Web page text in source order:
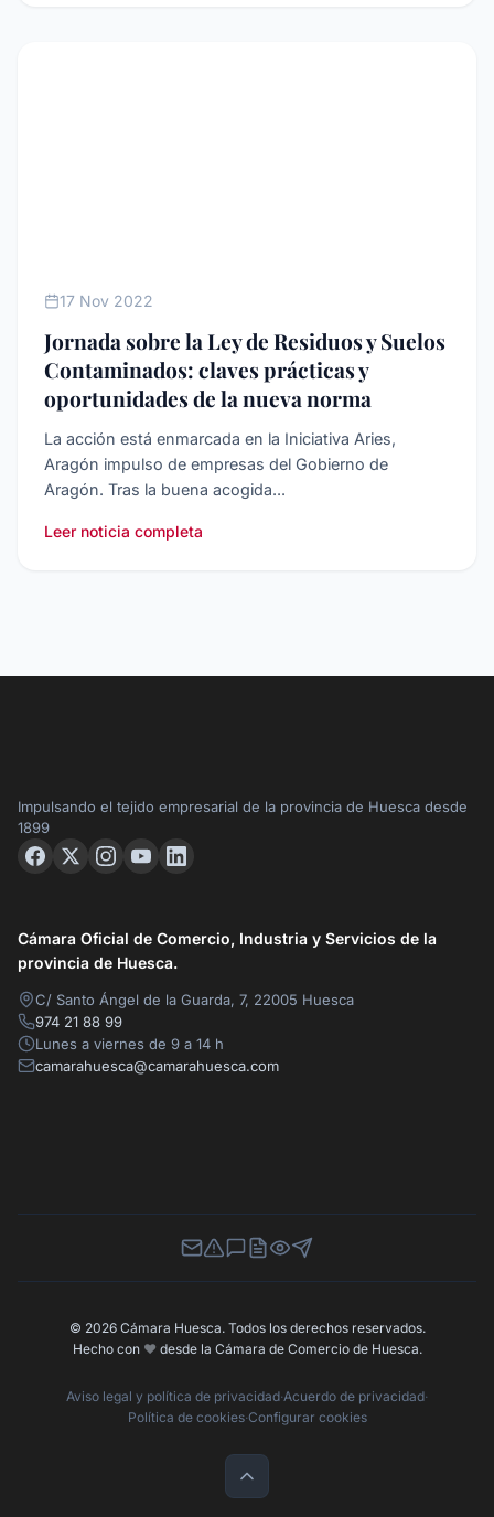
17 Nov 2022
Jornada sobre la Ley de Residuos y Suelos
Contaminados: claves prácticas y
oportunidades de la nueva norma
La acción está enmarcada en la Iniciativa Aries,
Aragón impulso de empresas del Gobierno de
Aragón. Tras la buena acogida...
Leer noticia completa
Impulsando el tejido empresarial de la provincia de Huesca desde
1899
Cámara Oficial de Comercio, Industria y Servicios de la
provincia de Huesca.
C/ Santo Ángel de la Guarda, 7, 22005 Huesca
974 21 88 99
Lunes a viernes de 9 a 14 h
camarahuesca@camarahuesca.com
Newsletter
Canal de Denuncias
Buzón de Sugerencias
Perfil Contratante
Ley de Transparencia
Contacta con nosotros
© 2026 Cámara Huesca. Todos los derechos reservados.
Hecho con ❤️ desde la Cámara de Comercio de Huesca.
Aviso legal y política de privacidad·Acuerdo de privacidad·
Política de cookies·Configurar cookies